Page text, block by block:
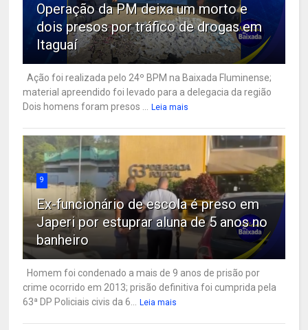
Operação da PM deixa um morto e
dois presos por tráfico de drogas em
Itaguaí
Ação foi realizada pelo 24º BPM na Baixada Fluminense;
material apreendido foi levado para a delegacia da região
Dois homens foram presos ... Leia mais
9
Ex-funcionário de escola é preso em
Japeri por estuprar aluna de 5 anos no
banheiro
Homem foi condenado a mais de 9 anos de prisão por
crime ocorrido em 2013; prisão definitiva foi cumprida pela
63ª DP Policiais civis da 6... Leia mais